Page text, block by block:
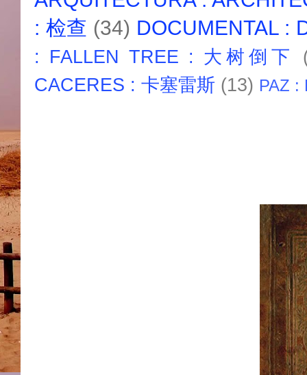
: 检查 (34) DOCUMENTAL :
: FALLEN TREE : 大树倒下
CACERES : 卡塞雷斯 (13) PAZ :